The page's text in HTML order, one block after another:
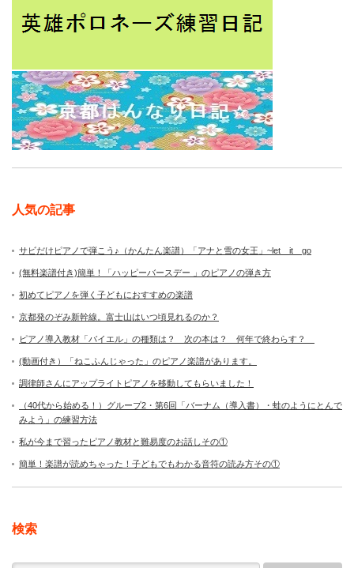
人気の記事
サビだけピアノで弾こう♪（かんたん楽譜）「アナと雪の女王」~let it go
(無料楽譜付き)簡単！「ハッピーバースデー 」のピアノの弾き方
初めてピアノを弾く子どもにおすすめの楽譜
京都発のぞみ新幹線。富士山はいつ頃見れるのか？
ピアノ導入教材「バイエル」の種類は？ 次の本は？ 何年で終わらす？
(動画付き）「ねこふんじゃった」のピアノ楽譜があります。
調律師さんにアップライトピアノを移動してもらいました！
（40代から始める！）グループ2・第6回「バーナム（導入書）・蛙のようにとんで
みよう」の練習方法
私が今まで習ったピアノ教材と難易度のお話しその①
簡単！楽譜が読めちゃった！子どもでもわかる音符の読み方その①
検索